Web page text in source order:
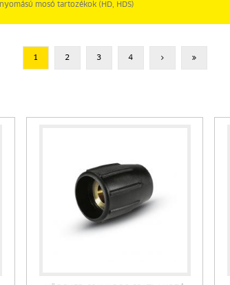
mosó tartozékok (HD, HDS)
1 2 3 4